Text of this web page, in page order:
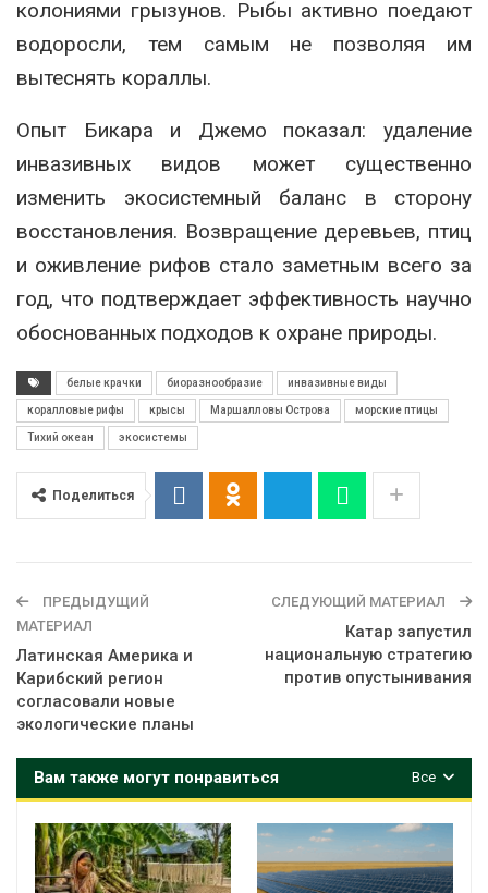
колониями грызунов. Рыбы активно поедают
водоросли, тем самым не позволяя им
вытеснять кораллы.
Опыт Бикара и Джемо показал: удаление
инвазивных видов может существенно
изменить экосистемный баланс в сторону
восстановления. Возвращение деревьев, птиц
и оживление рифов стало заметным всего за
год, что подтверждает эффективность научно
обоснованных подходов к охране природы.
белые крачки биоразнообразие инвазивные виды
коралловые рифы крысы Маршалловы Острова морские птицы
Тихий океан экосистемы
Поделиться
ПРЕДЫДУЩИЙ
МАТЕРИАЛ
Латинская Америка и
Карибский регион
согласовали новые
экологические планы
СЛЕДУЮЩИЙ МАТЕРИАЛ
Катар запустил
национальную стратегию
против опустынивания
Все
Вам также могут понравиться